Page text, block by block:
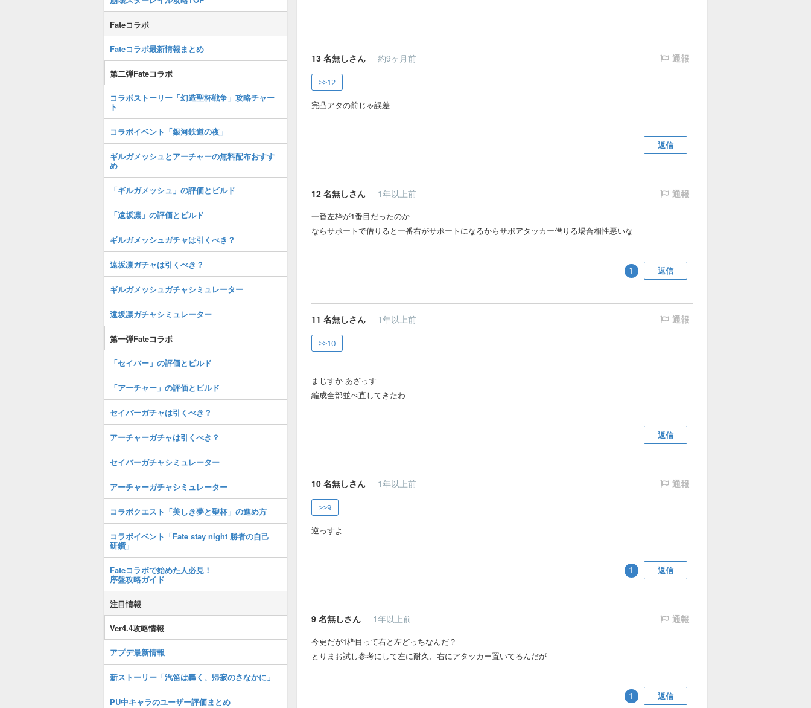
13 名無しさん 約9ヶ月前 通報
>>12
完凸アタの前じゃ誤差
返信
12 名無しさん 1年以上前 通報
一番左枠が1番目だったのか
ならサポートで借りると一番右がサポートになるからサポアタッカー借りる場合相性悪いな
返信
1
11 名無しさん 1年以上前 通報
>>10
まじすか あざっす
編成全部並べ直してきたわ
返信
10 名無しさん 1年以上前 通報
>>9
逆っすよ
返信
1
9 名無しさん 1年以上前 通報
今更だが1枠目って右と左どっちなんだ？
とりまお試し参考にして左に耐久、右にアタッカー置いてるんだが
返信
1
Fateコラボ
Fateコラボ最新情報まとめ
第二弾Fateコラボ
コラボストーリー「幻造聖杯戦争」攻略チャー
ト
コラボイベント「銀河鉄道の夜」
ギルガメッシュとアーチャーの無料配布おすす
め
「ギルガメッシュ」の評価とビルド
「遠坂凛」の評価とビルド
ギルガメッシュガチャは引くべき？
遠坂凛ガチャは引くべき？
ギルガメッシュガチャシミュレーター
遠坂凛ガチャシミュレーター
第一弾Fateコラボ
「セイバー」の評価とビルド
「アーチャー」の評価とビルド
セイバーガチャは引くべき？
アーチャーガチャは引くべき？
セイバーガチャシミュレーター
アーチャーガチャシミュレーター
コラボクエスト「美しき夢と聖杯」の進め方
コラボイベント「Fate stay night 勝者の自己
研鑽」
Fateコラボで始めた人必見！
序盤攻略ガイド
注目情報
Ver4.4攻略情報
アプデ最新情報
新ストーリー「汽笛は轟く、帰寂のさなかに」
PU中キャラのユーザー評価まとめ